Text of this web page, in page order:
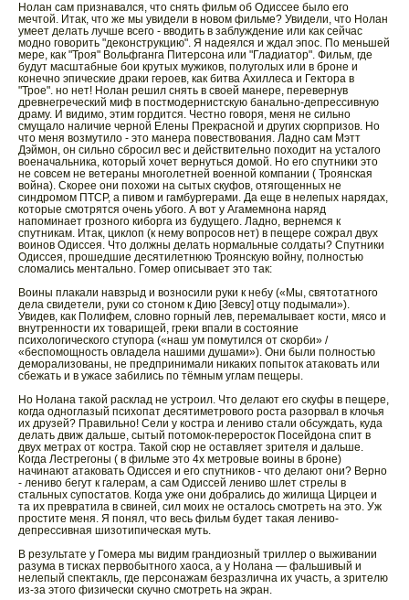
Нолан сам признавался, что снять фильм об Одиссее было его
мечтой. Итак, что же мы увидели в новом фильме? Увидели, что Нолан
умеет делать лучше всего - вводить в заблуждение или как сейчас
модно говорить "деконструкцию". Я надеялся и ждал эпос. По меньшей
мере, как "Троя" Вольфганга Питерсона или "Гладиатор". Фильм, где
будут масштабные бои крутых мужиков, полуголых или в броне и
конечно эпические драки героев, как битва Ахиллеса и Гектора в
"Трое". но нет! Нолан решил снять в своей манере, перевернув
древнегреческий миф в постмодернистскую банально-депрессивную
драму. И видимо, этим гордится. Честно говоря, меня не сильно
смущало наличие черной Елены Прекрасной и других сюрпризов. Но
что меня возмутило - это манера повествования. Ладно сам Мэтт
Дэймон, он сильно сбросил вес и действительно походит на усталого
военачальника, который хочет вернуться домой. Но его спутники это
не совсем не ветераны многолетней военной компании ( Троянская
война). Скорее они похожи на сытых скуфов, отягощенных не
синдромом ПТСР, а пивом и гамбургерами. Да еще в нелепых нарядах,
которые смотрятся очень убого. А вот у Агамемнона наряд
напоминает грозного киборга из будущего. Ладно, вернемся к
спутникам. Итак, циклоп (к нему вопросов нет) в пещере сожрал двух
воинов Одиссея. Что должны делать нормальные солдаты? Спутники
Одиссея, прошедшие десятилетнюю Троянскую войну, полностью
сломались ментально. Гомер описывает это так:
Воины плакали навзрыд и возносили руки к небу («Мы, святотатного
дела свидетели, руки со стоном к Дию [Зевсу] отцу подымали»).
Увидев, как Полифем, словно горный лев, перемалывает кости, мясо и
внутренности их товарищей, греки впали в состояние
психологического ступора («наш ум помутился от скорби» /
«беспомощность овладела нашими душами»). Они были полностью
деморализованы, не предпринимали никаких попыток атаковать или
сбежать и в ужасе забились по тёмным углам пещеры.
Но Нолана такой расклад не устроил. Что делают его скуфы в пещере,
когда одноглазый психопат десятиметрового роста разорвал в клочья
их друзей? Правильно! Сели у костра и лениво стали обсуждать, куда
делать движ дальше, сытый потомок-переросток Посейдона спит в
двух метрах от костра. Такой сюр не оставляет зрителя и дальше.
Когда Лестрегоны ( в фильме это 4х метровые воины в броне)
начинают атаковать Одиссея и его спутников - что делают они? Верно
- лениво бегут к галерам, а сам Одиссей лениво шлет стрелы в
стальных супостатов. Когда уже они добрались до жилища Цирцеи и
та их превратила в свиней, сил моих не осталось смотреть на это. Уж
простите меня. Я понял, что весь фильм будет такая лениво-
депрессивная шизотипическая муть.
В результате у Гомера мы видим грандиозный триллер о выживании
разума в тисках первобытного хаоса, а у Нолана — фальшивый и
нелепый спектакль, где персонажам безразлична их участь, а зрителю
из-за этого физически скучно смотреть на экран.